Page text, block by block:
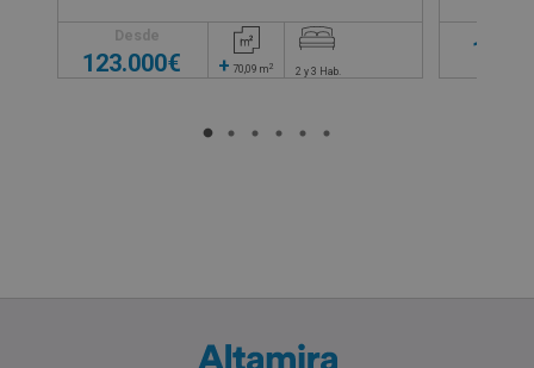
Desde
123.000€ + 70,09m2 2 y 3 Hab.